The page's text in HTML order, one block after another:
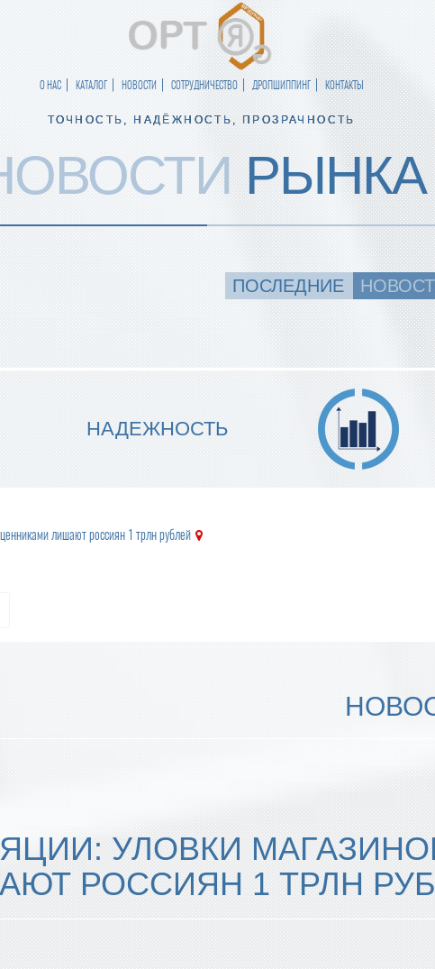
О НАС КАТАЛОГ НОВОСТИ СОТРУДНИЧЕСТВО ДРОПШИППИНГ КОНТАКТЫ
ТОЧНОСТЬ, НАДЁЖНОСТЬ, ПРОЗРАЧНОСТЬ
РЫНКА
ПОСЛЕДНИЕ
МЫ ГАРАНТИРУЕМ ТОЧНОСТЬ
ИСПОЛНЕНИЯ
НАДЕЖНОСТЬ
лишают россиян 1 трлн рублей
УЛОВКИ
РОССИЯН 1 ТРЛН